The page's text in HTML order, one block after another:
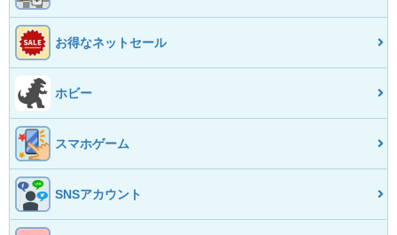
お得なネットセール
ホビー
スマホゲーム
SNSアカウント